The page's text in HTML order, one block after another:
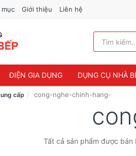
mục Giới thiệu Liên hệ
ĐIỆN GIA DỤNG DỤNG CỤ NHÀ
cấp cong-nghe-chinh-hang-
Tất cả sản phẩm được